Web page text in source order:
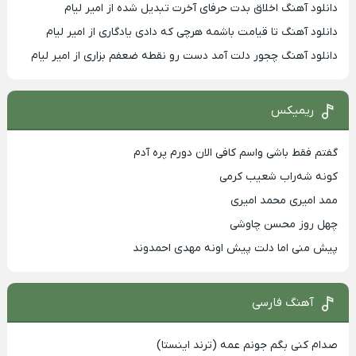
دانلود آهنگ اخلاق بدت حرفای آخرت تبدیل شده از امیر لیام
دانلود آهنگ تا قیامت باشمه هرچی که دادی یادگاری از امیر لیام
دانلود آهنگ چجور دلت آمد دست رو نقطه ضعفم بزاری از امیر لیام
ریمیکس
گفتم فقط باشی واسم کافی الان دورم پره آدم
کونه شه‌راب شعیب کرمی
ممد امیری محمد امیری
چهل روز محسن چاوشی
پیش منی اما دلت پیش اونه مهدی احمدوند
آهنگ فارسی
صدام کنی بگم جونم عمه (ترند اینستا)